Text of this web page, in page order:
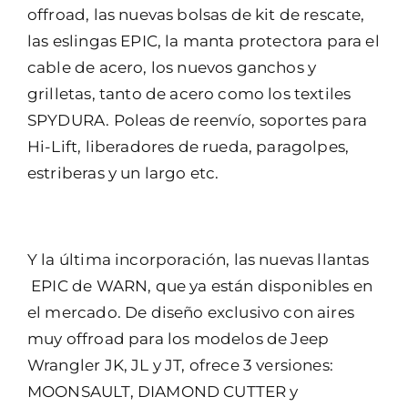
offroad, las nuevas bolsas de kit de rescate,
las eslingas EPIC, la manta protectora para el
cable de acero, los nuevos ganchos y
grilletas, tanto de acero como los textiles
SPYDURA. Poleas de reenvío, soportes para
Hi-Lift, liberadores de rueda, paragolpes,
estriberas y un largo etc.
Y la última incorporación, las nuevas llantas
EPIC de WARN, que ya están disponibles en
el mercado. De diseño exclusivo con aires
muy offroad para los modelos de Jeep
Wrangler JK, JL y JT, ofrece 3 versiones:
MOONSAULT, DIAMOND CUTTER y